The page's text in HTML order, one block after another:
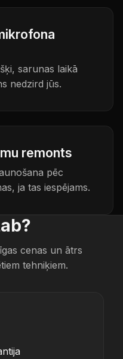
sarunas laikā
nedzird jūs.
remonts
pēc
ja tas iespējams.
cenas un ātrs
tehniķiem.